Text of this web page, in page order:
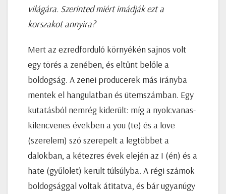
világára. Szerinted miért imádják ezt a
korszakot annyira?
Mert az ezredforduló környékén sajnos volt
egy törés a zenében, és eltűnt belőle a
boldogság. A zenei producerek más irányba
mentek el hangulatban és ütemszámban. Egy
kutatásból nemrég kiderült: míg a nyolcvanas-
kilencvenes években a you (te) és a love
(szerelem) szó szerepelt a legtöbbet a
dalokban, a kétezres évek elején az I (én) és a
hate (gyűlölet) került túlsúlyba. A régi számok
boldogsággal voltak átitatva, és bár ugyanúgy